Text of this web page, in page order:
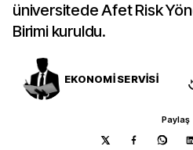
üniversitede Afet Risk
Birimi kuruldu.
EKONOMİ SERVİSİ
Paylaş